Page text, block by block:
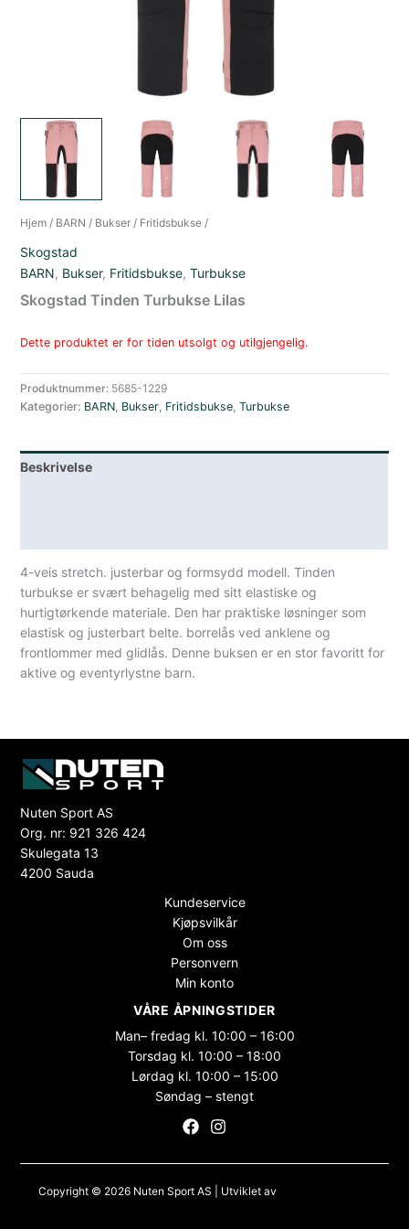
Hjem / BARN / Bukser / Fritidsbukse /
Skogstad
BARN, Bukser, Fritidsbukse,Turbukse
Skogstad Tinden Turbukse Lilas
Dette produktet er for tiden utsolgt og utilgjengelig.
Produktnummer: 5685-1229
Kategorier: BARN, Bukser, Fritidsbukse,Turbukse
Beskrivelse
4-veis stretch. justerbar og formsydd modell. Tinden
turbukse er svært behagelig med sitt elastiske og
hurtigtørkende materiale. Den har praktiske løsninger som
elastisk og justerbart belte. borrelås ved anklene og
frontlommer med glidlås. Denne buksen er en stor favoritt for
aktive og eventyrlystne barn.
Nuten Sport AS
Org. nr: 921 326 424
Skulegata 13
4200 Sauda
Kundeservice
Kjøpsvilkår
Om oss
Personvern
Min konto
VÅRE ÅPNINGSTIDER
Man– fredag kl. 10:00 – 16:00
Torsdag kl. 10:00 – 18:00
Lørdag kl. 10:00 – 15:00
Søndag – stengt
Copyright © 2026 Nuten Sport AS | Utviklet av